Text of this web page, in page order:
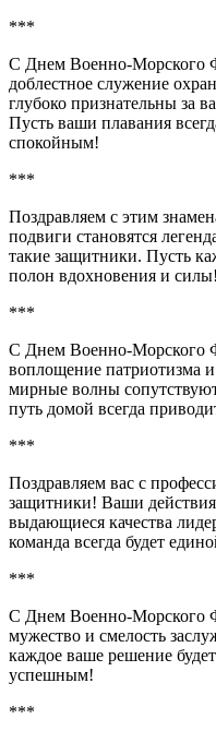
***
С Днем Военно-Морского
доблестное служение
глубоко признательны за
Пусть ваши плавания
спокойным!
***
Поздравляем с этим
подвиги становятся
такие защитники. Пусть
полон вдохновения и силы!
***
С Днем Военно-Морского
воплощение патриотизма
мирные волны
путь домой всегда
***
Поздравляем вас с
защитники! Ваши
выдающиеся качества
команда всегда будет
***
С Днем Военно-Морского
мужество и смелость
каждое ваше решение
успешным!
***